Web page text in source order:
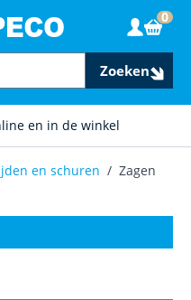
en in de winkel
Zoeken
0
en schuren / Zagen